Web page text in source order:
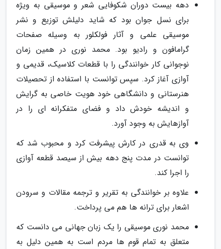
دهه بیست دوران شکوفایی شعر و موسیقی به ویژه
برای نسل جوان بود که شاید دلیلش توزیع و نشر
موسیقی علمی و آثار فولکلور به وسیله صفحات
گرامافون و رادیو بود. محمد نوری در همین زمان
نوجوانی کار خوانندگی را با قطعات کلاسیک، قدیمی و
آوازی آغاز کرد. سپس توانست با استفاده از تحصیلات
هنرستانی و دانشگاهی خود هویت خاصی به گرایش
و اندیشه خودش داد و فضای متفکرانه ای را در
آوازهایش به وجود آورد.
وی به قدری در کارش پیشرفت کرد و محبوب شد که
توانست در مدت پنج دهه بیش از سیصد قطعه آوازی
را اجرا کند.
علاوه بر خوانندگی به تقریر و ترجمه مقالات و سرودن
اشعار برای ترانه ها هم می پرداخت.
محمد نوری موسیقی را یک زبان جهانی می دانست که
متعلق به تمام قوم ها مردم است به همین دلیل به